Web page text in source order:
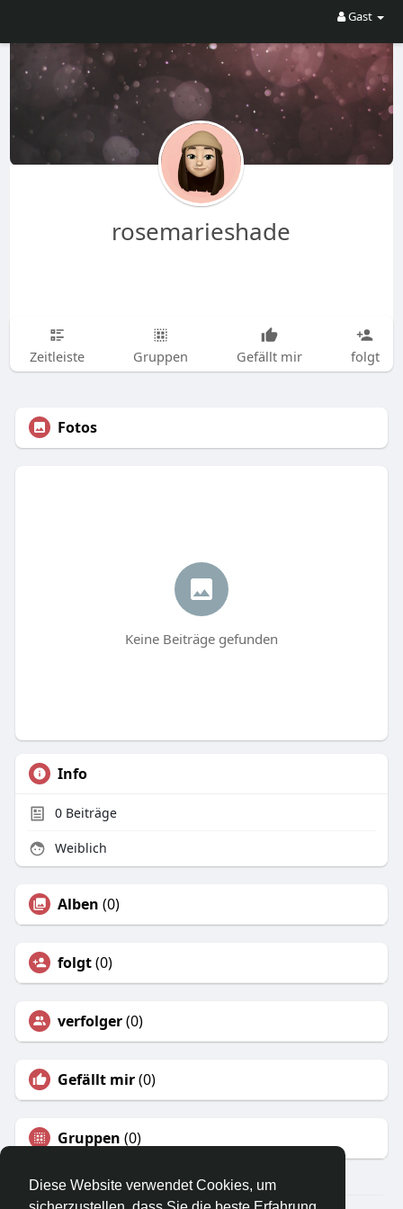
Diese Website verwendet Cookies, um
Gast
rosemarieshade
Zeitleiste Gruppen Gefällt mir folgt
Fotos
Keine Beiträge gefunden
Info
0Beiträge
Weiblich
Alben (0)
folgt(0)
verfolger(0)
Gefällt mir(0)
Gruppen (0)